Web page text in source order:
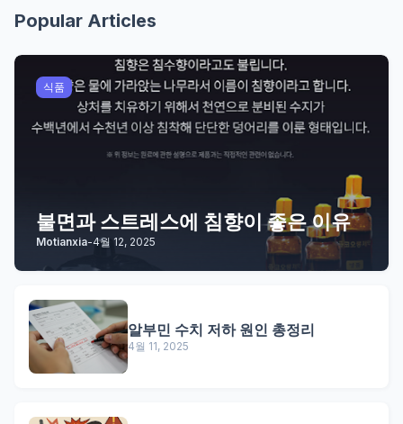
Popular Articles
식품
불면과 스트레스에 침향이 좋은 이유
Motianxia-4월 12, 2025
알부민 수치 저하 원인 총정리
4월 11, 2025